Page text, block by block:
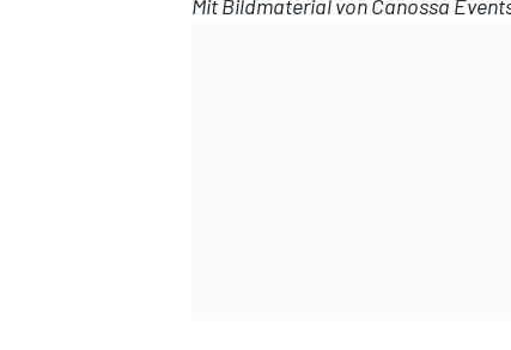
Mit Bildmaterial von Canossa